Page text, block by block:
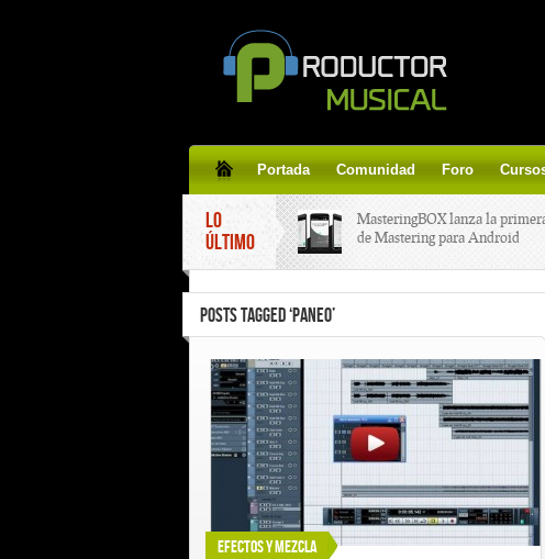
Portada Comunidad Foro
LO
ÚLTIMO
MasteringBOX lanza la
de Mastering para Android
Korg lanza SDD-3000, el nuevo
pedal de delay.
Tutorial de CLA Effects,
POSTS TAGGED ‘PANEO’
Efectos y Mezcla